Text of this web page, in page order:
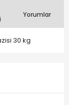
Yorumlar
30 kg